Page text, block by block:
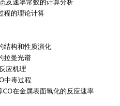
程的理论计算
结构和性质演化
拉曼光谱
应机理
中毒过程
在金属表面氧化的反应速率